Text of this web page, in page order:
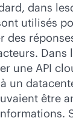
dans
utilisés
des
Dans
une API
un
être